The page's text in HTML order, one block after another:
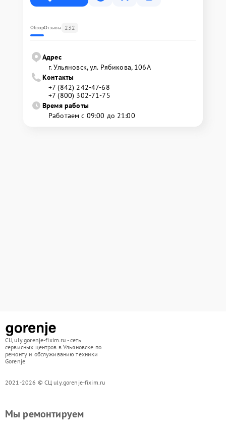
ОбзорОтзывы 232
Адрес
г. Ульяновск, ул. Рябикова, 106А
Контакты
+7 (842) 242-47-68
+7 (800) 302-71-75
Время работы
Работаем с 09:00 до 21:00
СЦ uly.gorenje-fixim.ru - сеть
сервисных центров в Ульяновске по
ремонту и обслуживанию техники
Gorenje
2021-2026 © СЦ uly.gorenje-fixim.ru
Мы ремонтируем